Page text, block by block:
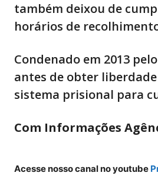
também deixou de
horários de
Condenado em 2013
antes de obter
sistema prisional para
Com Informações
Acesse nosso canal no youtube